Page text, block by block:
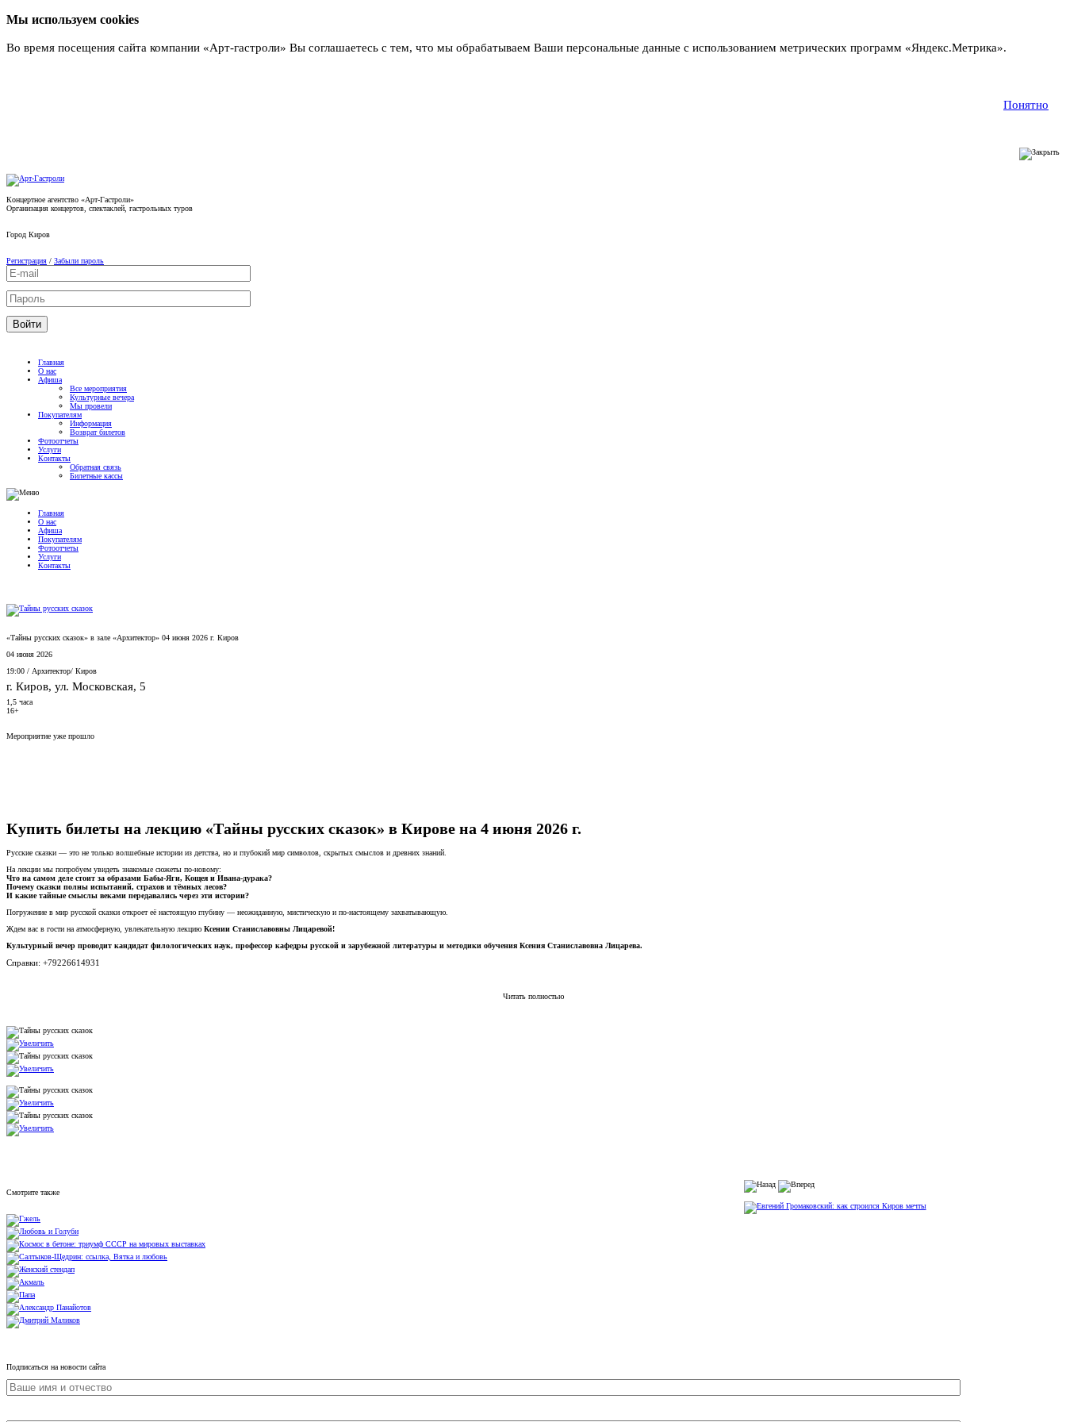
Мы используем cookies
Во время посещения сайта компании «Арт-гастроли» Вы соглашаетесь с тем, что мы обрабатываем Ваши персональные данные с использованием метрических программ «Яндекс.Метрика».
Понятно
Концертное агентство «Арт-Гастроли»
Организация концертов, спектаклей, гастрольных туров
Город Киров
Регистрация / Забыли пароль
Главная
О нас
Афиша
Все мероприятия
Культурные вечера
Мы провели
Покупателям
Информация
Возврат билетов
Фотоотчеты
Услуги
Контакты
Обратная связь
Билетные кассы
Главная
О нас
Афиша
Покупателям
Фотоотчеты
Услуги
Контакты
«Тайны русских сказок» в зале «Архитектор» 04 июня 2026 г. Киров
04 июня 2026
19:00 / Архитектор/ Киров
г. Киров, ул. Московская, 5
1,5 часа
16+
Мероприятие уже прошло
Купить билеты на лекцию «Тайны русских сказок» в Кирове на 4 июня 2026 г.
Русские сказки — это не только волшебные истории из детства, но и глубокий мир символов, скрытых смыслов и древних знаний.
На лекции мы попробуем увидеть знакомые сюжеты по-новому:
Что на самом деле стоит за образами Бабы-Яги, Кощея и Ивана-дурака?
Почему сказки полны испытаний, страхов и тёмных лесов?
И какие тайные смыслы веками передавались через эти истории?
Погружение в мир русской сказки откроет её настоящую глубину — неожиданную, мистическую и по-настоящему захватывающую.
Ждем вас в гости на атмосферную, увлекательную лекцию Ксении Станиславовны Лицаревой!
Культурный вечер проводит кандидат филологических наук, профессор кафедры русской и зарубежной литературы и методики обучения Ксения Станиславовна Лицарева.
Справки: +79226614931
Читать полностью
Смотрите также
Подписаться на новости сайта